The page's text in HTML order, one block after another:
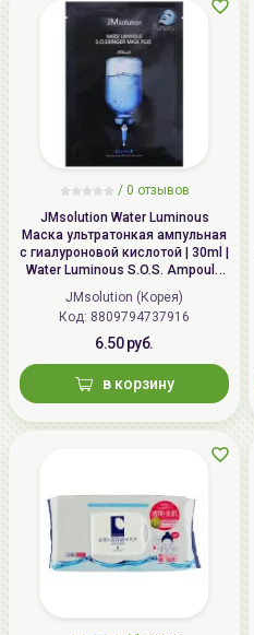
/ 0 отзывов
JMsolution Water Luminous
Маска ультратонкая ампульная
с гиалуроновой кислотой | 30ml |
Water Luminous S.O.S. Ampoule
Hyaluronic Mask Plus
JMsolution (Корея)
Код: 8809794737916
6.50 руб.
в корзину